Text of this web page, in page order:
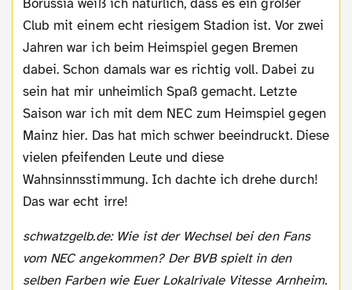
Borussia weiß ich natürlich, dass es ein großer
Club mit einem echt riesigem Stadion ist. Vor zwei
Jahren war ich beim Heimspiel gegen Bremen
dabei. Schon damals war es richtig voll. Dabei zu
sein hat mir unheimlich Spaß gemacht. Letzte
Saison war ich mit dem NEC zum Heimspiel gegen
Mainz hier. Das hat mich schwer beeindruckt. Diese
vielen pfeifenden Leute und diese
Wahnsinnsstimmung. Ich dachte ich drehe durch!
Das war echt irre!
schwatzgelb.de: Wie ist der Wechsel bei den Fans
vom NEC angekommen? Der BVB spielt in den
selben Farben wie Euer Lokalrivale Vitesse Arnheim.